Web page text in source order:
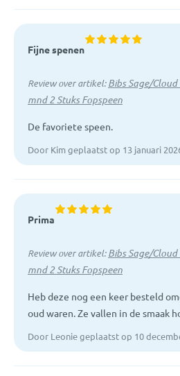
Fijne spenen
Review over artikel:Bibs Sage/
mnd 2 Stuks Fopspeen
De favoriete speen.
Door Kim geplaatst op 13 januari
Prima
Review over artikel:Bibs Sage/
mnd 2 Stuks Fopspeen
Heb deze nog een keer besteld
oud waren. Ze vallen in de smaak
Door Leonie geplaatst op 10